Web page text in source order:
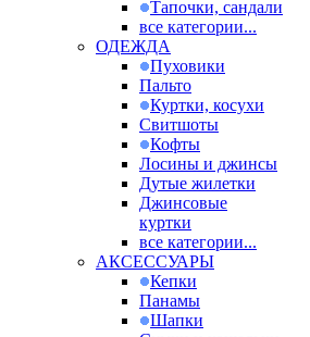
Тапочки, сандали
все категории...
ОДЕЖДА
Пуховики
Пальто
Куртки, косухи
Свитшоты
Кофты
Лосины и джинсы
Дутые жилетки
Джинсовые
куртки
все категории...
АКСЕССУАРЫ
Кепки
Панамы
Шапки